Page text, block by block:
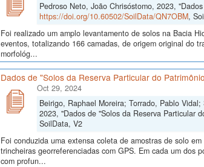
Pedroso Neto, João Chrisóstomo, 2023,
https://doi.org/10.60502/SoilData/QN7OBM,
Foi realizado um amplo levantamento de solos na Bacia
eventos, totalizando 166 camadas, de origem original do
morfológ...
Dados de "Solos da Reserva Particular do
Oct 29, 2024
Beirigo, Raphael Moreira; Torrado, Pablo
2023, "Dados de "Solos da Reserva Particular
SoilData, V2
Foi conduzida uma extensa coleta de amostras de solo
trincheiras georreferenciadas com GPS. Em cada um dos
com profun...